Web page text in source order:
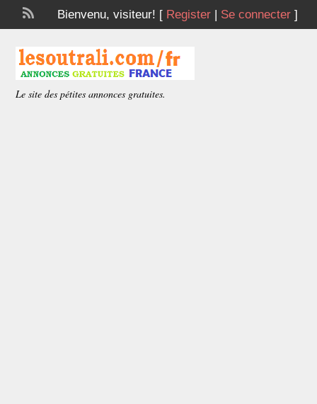
Bienvenu, visiteur! [ Register| Se connecter]
Le site des pétites annonces gratuites.